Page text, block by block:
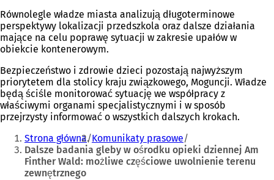
Równolegle władze miasta analizują długoterminowe
perspektywy lokalizacji przedszkola oraz dalsze działania
mające na celu poprawę sytuacji w zakresie upałów w
obiekcie kontenerowym.
Bezpieczeństwo i zdrowie dzieci pozostają najwyższym
priorytetem dla stolicy kraju związkowego, Moguncji. Władze
będą ściśle monitorować sytuację we współpracy z
właściwymi organami specjalistycznymi i w sposób
przejrzysty informować o wszystkich dalszych krokach.
Jesteś
tutaj:
Strona główna Komunikaty prasowe
Dalsze badania gleby w ośrodku opieki dziennej Am
Finther Wald: możliwe częściowe uwolnienie terenu
zewnętrznego